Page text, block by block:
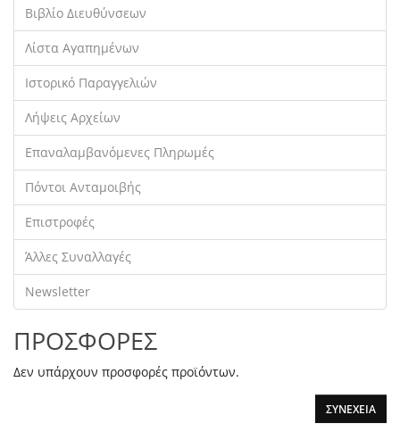
Βιβλίο Διευθύνσεων
Λίστα Αγαπημένων
Ιστορικό Παραγγελιών
Λήψεις Αρχείων
Επαναλαμβανόμενες Πληρωμές
Πόντοι Ανταμοιβής
Επιστροφές
Άλλες Συναλλαγές
Newsletter
ΠΡΟΣΦΟΡΕΣ
Δεν υπάρχουν προσφορές προϊόντων.
ΣΥΝΈΧΕΙΑ